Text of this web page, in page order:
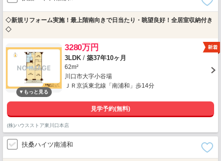
◇新規リフォーム実施！最上階南向きで日当たり・眺望良好！全居室収納付き
◇
3280万円
3LDK / 築37年10ヶ月
62m²
川口市大字小谷場
ＪＲ京浜東北線「南浦和」歩14分
見学予約(無料)
(株)ハウスストア東川口本店
扶桑ハイツ南浦和